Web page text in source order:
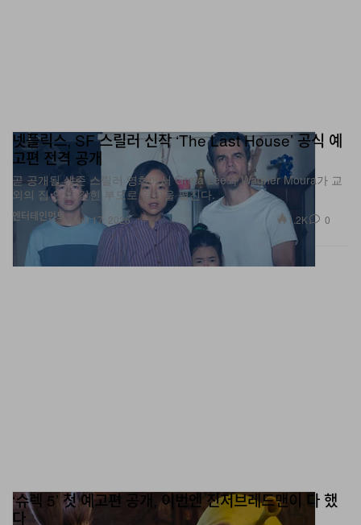
엔터테인먼트
넷플릭스, SF 스릴러 신작 ‘The Last House’ 공식 예
고편 전격 공개
곧 공개될 생존 스릴러 영화에서 Greta Lee와 Wagner Moura가 교
외의 집 안에 갇힌 부모로 열연을 펼친다.
Jun 17, 2026 1.2K 0
‘슈렉 5’ 첫 예고편 공개, 이번엔 진저브레드맨이 다 했
다